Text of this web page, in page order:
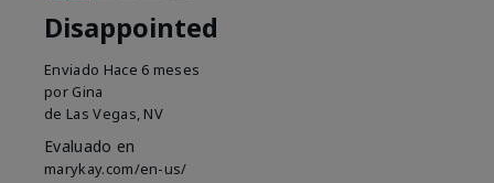
Disappointed
Enviado Hace 6 meses
por Gina
de Las Vegas, NV
Evaluado en
marykay.com/en-us/